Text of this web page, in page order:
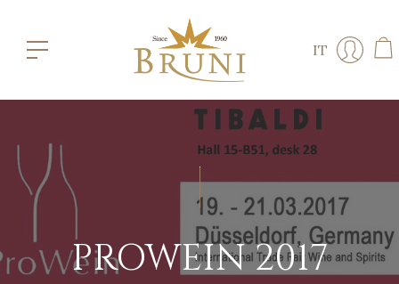
IT
PROWEIN 2017